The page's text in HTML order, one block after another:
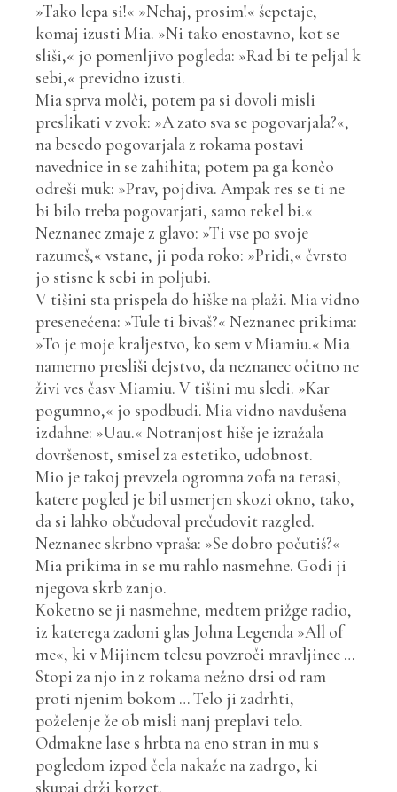
»Tako lepa si!« »Nehaj, prosim!« šepetaje,
komaj izusti Mia. »Ni tako enostavno, kot se
sliši,« jo pomenljivo pogleda: »Rad bi te peljal k
sebi,« previdno izusti.
Mia sprva molči, potem pa si dovoli misli
preslikati v zvok: »A zato sva se pogovarjala?«,
na besedo pogovarjala z rokama postavi
navednice in se zahihita; potem pa ga končo
odreši muk: »Prav, pojdiva. Ampak res se ti ne
bi bilo treba pogovarjati, samo rekel bi.«
Neznanec zmaje z glavo: »Ti vse po svoje
razumeš,« vstane, ji poda roko: »Pridi,« čvrsto
jo stisne k sebi in poljubi.
V tišini sta prispela do hiške na plaži. Mia vidno
presenečena: »Tule ti bivaš?« Neznanec prikima:
»To je moje kraljestvo, ko sem v Miamiu.« Mia
namerno presliši dejstvo, da neznanec očitno ne
živi ves časv Miamiu. V tišini mu sledi. »Kar
pogumno,« jo spodbudi. Mia vidno navdušena
izdahne: »Uau.« Notranjost hiše je izražala
dovršenost, smisel za estetiko, udobnost.
Mio je takoj prevzela ogromna zofa na terasi,
katere pogled je bil usmerjen skozi okno, tako,
da si lahko občudoval prečudovit razgled.
Neznanec skrbno vpraša: »Se dobro počutiš?«
Mia prikima in se mu rahlo nasmehne. Godi ji
njegova skrb zanjo.
Koketno se ji nasmehne, medtem prižge radio,
iz katerega zadoni glas Johna Legenda »All of
me«, ki v Mijinem telesu povzroči mravljince …
Stopi za njo in z rokama nežno drsi od ram
proti njenim bokom … Telo ji zadrhti,
poželenje že ob misli nanj preplavi telo.
Odmakne lase s hrbta na eno stran in mu s
pogledom izpod čela nakaže na zadrgo, ki
skupaj drži korzet.